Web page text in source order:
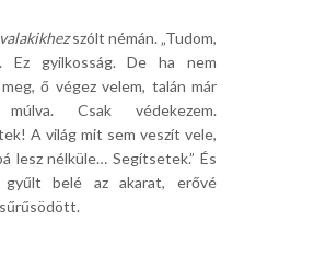
valakikhezszólt némán. „Tudom,
Ez gyilkosság. De ha nem
ő végez velem, talán már
Csak védekezem.
A világ mit sem veszít vele,
lesz nélküle… Segítsetek.” És
gyűlt belé az akarat, erővé